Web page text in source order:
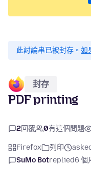
此討論串已被封存。 如
封存
PDF printing
2回覆 0有這個問題
Firefox 列印
SuMo Botreplied6 個